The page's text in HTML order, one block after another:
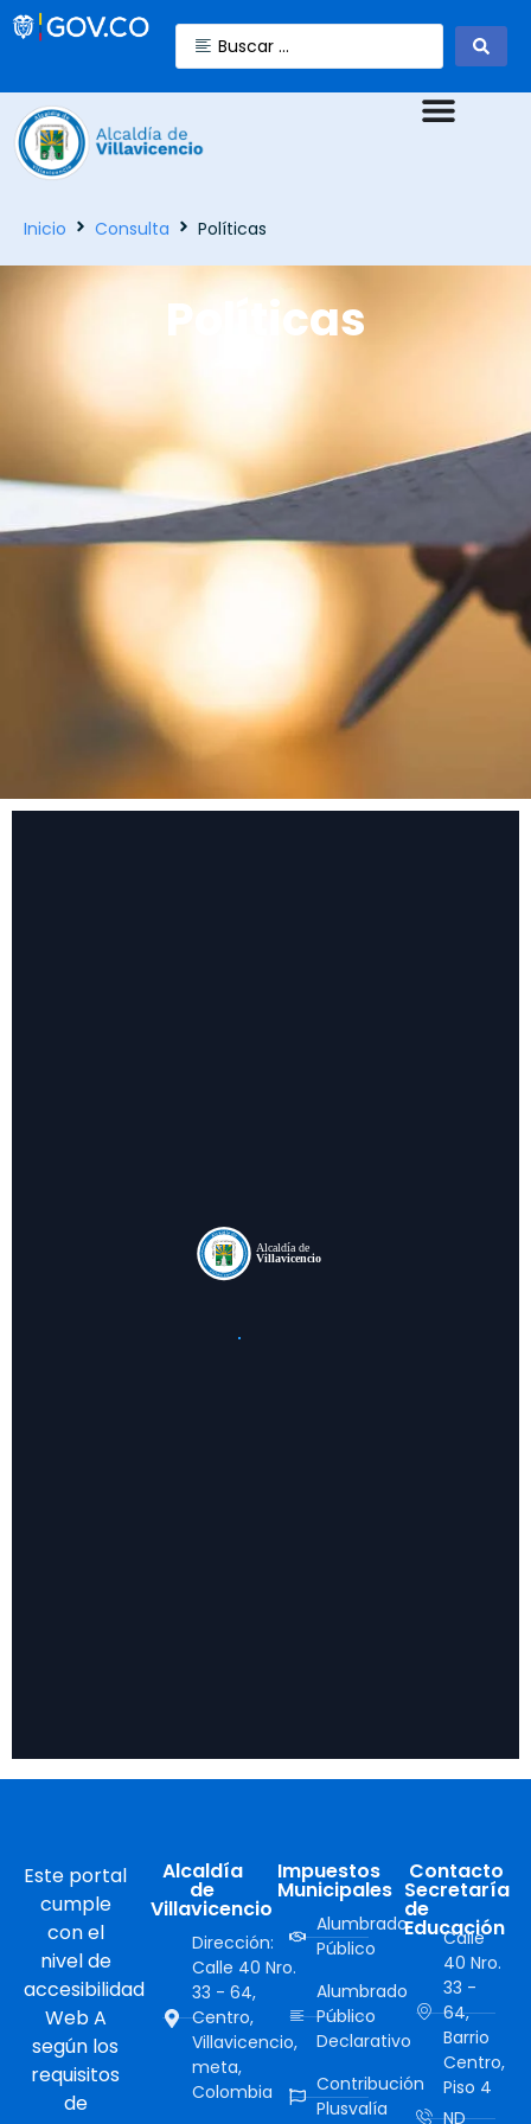
Inicio Consulta Políticas
Políticas
Este portal
cumple
con el
nivel de
accesibilidad
Web A
según los
requisitos
de
Alcaldía
de
Villavicencio
Dirección:
Calle 40 Nro.
33 - 64,
Centro,
Villavicencio,
meta,
Colombia
Impuestos
Municipales
Alumbrado
Público
Alumbrado
Público
Declarativo
Contribución
Plusvalía
Contacto
Secretaría
de
Educación
Calle
40 Nro.
33 -
64,
Barrio
Centro,
Piso 4
ND